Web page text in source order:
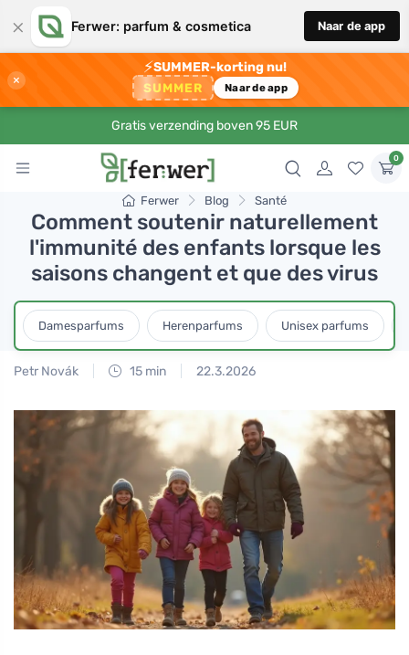
× Ferwer: parfum & cosmetica Naar de app
×
⚡SUMMER-korting nu!
SUMMER Naar de app
Gratis verzending boven 95 EUR
0
Ferwer Blog Santé
Comment soutenir naturellement
l'immunité des enfants lorsque les
saisons changent et que des virus
Damesparfums Herenparfums Unisex parfums
Petr Novák 15 min 22.3.2026